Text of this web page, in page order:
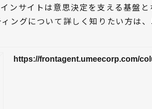
ンサイトは意思決定を支える基盤と
ングについて詳しく知りたい方は
https://frontagent.umeecorp.com/